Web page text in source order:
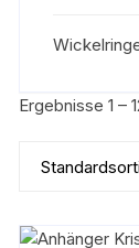
Ergebnisse 1 –